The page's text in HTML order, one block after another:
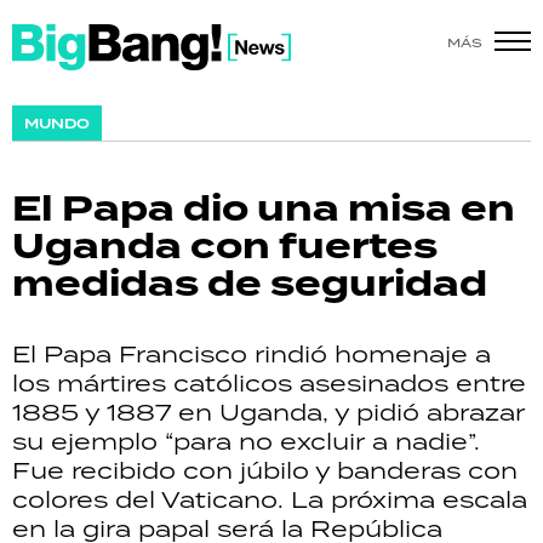
MÁS
MUNDO
El Papa dio una misa en
Uganda con fuertes
medidas de seguridad
El Papa Francisco rindió homenaje a
los mártires católicos asesinados entre
1885 y 1887 en Uganda, y pidió abrazar
su ejemplo “para no excluir a nadie”.
Fue recibido con júbilo y banderas con
colores del Vaticano. La próxima escala
en la gira papal será la República
SHOW
ACTUALIDAD
POLICIALES
ECONOMÍA
GRAN HERMANO
SALUD
DEPORTES